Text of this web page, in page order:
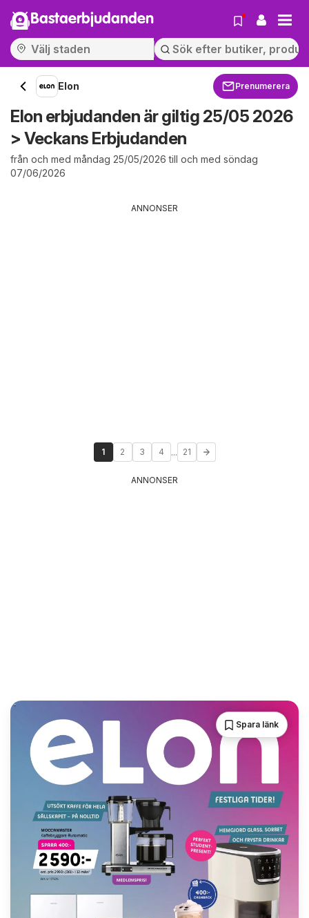
Bastaerbjudanden
Elon Prenumerera
Elon erbjudanden är giltig 25/05 2026
> Veckans Erbjudanden
från och med måndag 25/05/2026 till och med söndag
07/06/2026
ANNONSER
1 2 3 4 ... 21
ANNONSER
Spara länk